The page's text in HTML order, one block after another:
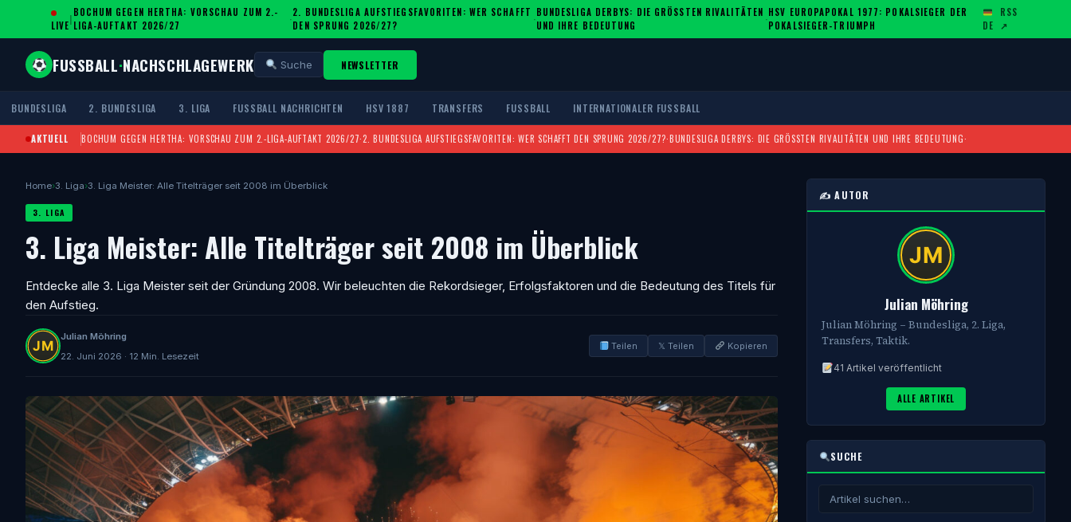
LIVE
|
BOCHUM GEGEN HERTHA: VORSCHAU ZUM 2.-
LIGA-AUFTAKT 2026/27
·
2. BUNDESLIGA AUFSTIEGSFAVORITEN: WER SCHAFFT
DEN SPRUNG 2026/27?
·
BUNDESLIGA DERBYS: DIE GRÖSSTEN RIVALITÄTEN U
ND IHRE BEDEUTUNG
·
HSV EUROPAPOKAL 1977: POKALSIEGER DER
POKALSIEGER-TRIUMPH
DE
RSS
↗
FUSSBALL·NACHSCHLAGEWERK Suche NEWSLETTER
BUNDESLIGA 2. BUNDESLIGA 3. LIGA FUSSBALL NACHRICHTEN HSV 1887 TRANSFERS FUSSBALL INTERNATIONALER FUSSBALL
AKTUELL BOCHUM GEGEN HERTHA: VORSCHAU ZUM 2.-LIGA-AUFTAKT 2026/27·2. BUNDESLIGA AUFSTIEGSFAVORITEN: WER SCHAFFT DEN SPRUNG 2026/27?·BUNDESLIGA DERBYS: DIE GRÖSSTEN RIVALITÄTEN UND IHRE BEDEUTUNG ·
Home›3. Liga›3. Liga Meister: Alle Titelträger seit 2008 im Überblick
3. LIGA
3. Liga Meister: Alle Titelträger seit 2008 im Überblick
Entdecke alle 3. Liga Meister seit der Gründung 2008. Wir beleuchten die Rekordsieger, Erfolgsfaktoren und die Bedeutung des Titels für
den Aufstieg.
Julian Möhring
22. Juni 2026 · 12 Min. Lesezeit
Teilen 𝕏 Teilen Kopieren
✍️ AUTOR
Julian Möhring
Julian Möhring – Bundesliga, 2. Liga,
Transfers, Taktik.
41 Artikel veröffentlicht
ALLE ARTIKEL
SUCHE